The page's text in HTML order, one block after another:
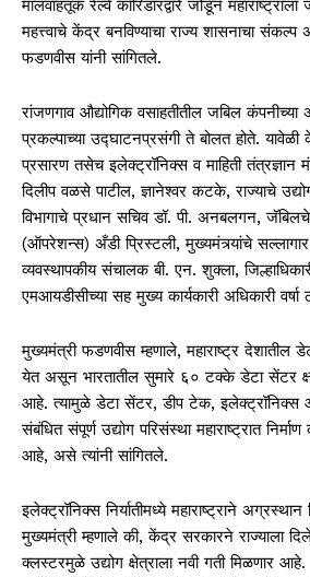
मालवाहतूक रेल्वे कॉरिडॉरद्वारे जोडून
महत्त्वाचे केंद्र बनविण्याचा राज्य शासनाचा
फडणवीस यांनी सांगितले.
रांजणगाव औद्योगिक वसाहतीतील जबिल कंपनीच्या
प्रकल्पाच्या उद्घाटनप्रसंगी ते बोलत होते. यावेळी
प्रसारण तसेच इलेक्ट्रॉनिक्स व माहिती तंत्रज्ञान
दिलीप वळसे पाटील, ज्ञानेश्वर कटके, राज्याचे
विभागाचे प्रधान सचिव डॉ. पी. अनबलगन, जॅबिलचे
(ऑपरेशन्स) अँडी प्रिस्टली, मुख्यमंत्र्यांचे
व्यवस्थापकीय संचालक बी. एन. शुक्ला,
एमआयडीसीच्या सह मुख्य कार्यकारी अधिकारी
मुख्यमंत्री फडणवीस म्हणाले, महाराष्ट्र देशातील
येत असून भारतातील सुमारे ६० टक्के डेटा सेंटर
आहे. त्यामुळे डेटा सेंटर, डीप टेक, इलेक्ट्रॉनिक्स
संबंधित संपूर्ण उद्योग परिसंस्था महाराष्ट्रात
आहे, असे त्यांनी सांगितले.
इलेक्ट्रॉनिक्स निर्यातीमध्ये महाराष्ट्राने
मुख्यमंत्री म्हणाले की, केंद्र सरकारने राज्याला
क्लस्टरमुळे उद्योग क्षेत्राला नवी गती मिळणार आहे.